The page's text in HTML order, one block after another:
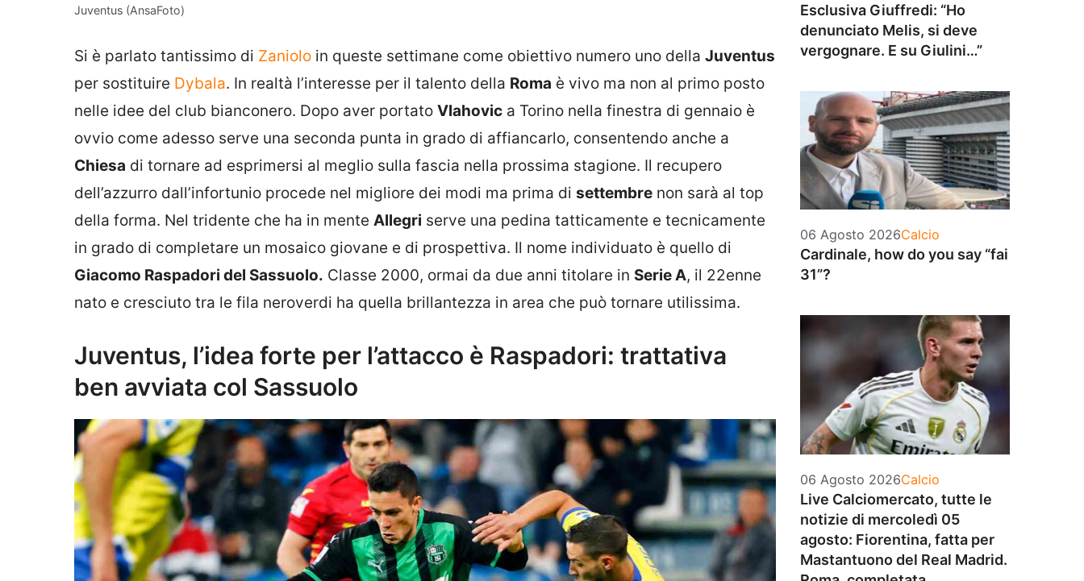
Juventus (AnsaFoto)
Si è parlato tantissimo di Zaniolo in queste settimane come obiettivo numero uno della Juventus
per sostituire Dybala. In realtà l’interesse per il talento della Roma è vivo ma non al primo posto
nelle idee del club bianconero. Dopo aver portato Vlahovic a Torino nella finestra di gennaio è
ovvio come adesso serve una seconda punta in grado di affiancarlo, consentendo anche a
Chiesa di tornare ad esprimersi al meglio sulla fascia nella prossima stagione. Il recupero
dell’azzurro dall’infortunio procede nel migliore dei modi ma prima di settembre non sarà al top
della forma. Nel tridente che ha in mente Allegri serve una pedina tatticamente e tecnicamente
in grado di completare un mosaico giovane e di prospettiva. Il nome individuato è quello di
Giacomo Raspadori del Sassuolo. Classe 2000, ormai da due anni titolare in Serie A, il 22enne
nato e cresciuto tra le fila neroverdi ha quella brillantezza in area che può tornare utilissima.
Juventus, l’idea forte per l’attacco è Raspadori: trattativa
ben avviata col Sassuolo
Esclusiva Giuffredi: “Ho
denunciato Melis, si deve
vergognare. E su Giulini…”
06 Agosto 2026Categorie
Calcio
Cardinale, how do you say “fai
31”?
06 Agosto 2026Categorie
Calcio
Live Calciomercato, tutte le
notizie di mercoledì 05
agosto: Fiorentina, fatta per
Mastantuono del Real Madrid.